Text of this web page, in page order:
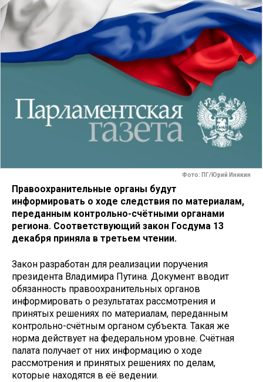
Фото: ПГ/Юрий Инякин
Правоохранительные органы будут
информировать о ходе следствия по материалам,
переданным контрольно-счётными органами
региона. Соответствующий закон Госдума 13
декабря приняла в третьем чтении.
Закон разработан для реализации поручения
президента Владимира Путина. Документ вводит
обязанность правоохранительных органов
информировать о результатах рассмотрения и
принятых решениях по материалам, переданным
контрольно-счётным органом субъекта. Такая же
норма действует на федеральном уровне. Счётная
палата получает от них информацию о ходе
рассмотрения и принятых решениях по делам,
которые находятся в её ведении.